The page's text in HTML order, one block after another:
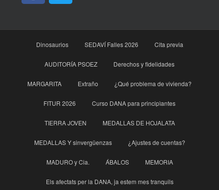
Dinosaurios SEDAVÍ Falles 2026 Cita previa
AUDITORÍA PSOEZ Derechos y fidelidades
MARGARITA Extraño ¿Qué problema de vivienda?
FITUR 2026 Curso DANA para principìantes
TIERRA JOVEN MEDALLAS DE HOJALATA
MEDALLAS Y sinvergüenzas ¿Ajustes de cuentas?
MADURO y Cia. ÁBALOS MEMORIA
Els afectats per la DANA, ja estem mes tranquils